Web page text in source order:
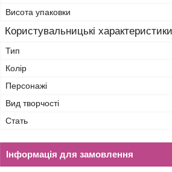
Висота упаковки
Користувальницькі характеристики
Тип
Колір
Персонажі
Вид творчості
Стать
Інформація для замовлення